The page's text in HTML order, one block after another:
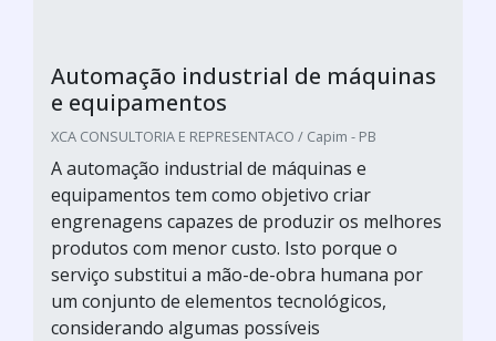
Automação industrial de máquinas
e equipamentos
XCA CONSULTORIA E REPRESENTACO / Capim - PB
A automação industrial de máquinas e
equipamentos tem como objetivo criar
engrenagens capazes de produzir os melhores
produtos com menor custo. Isto porque o
serviço substitui a mão-de-obra humana por
um conjunto de elementos tecnológicos,
considerando algumas possíveis